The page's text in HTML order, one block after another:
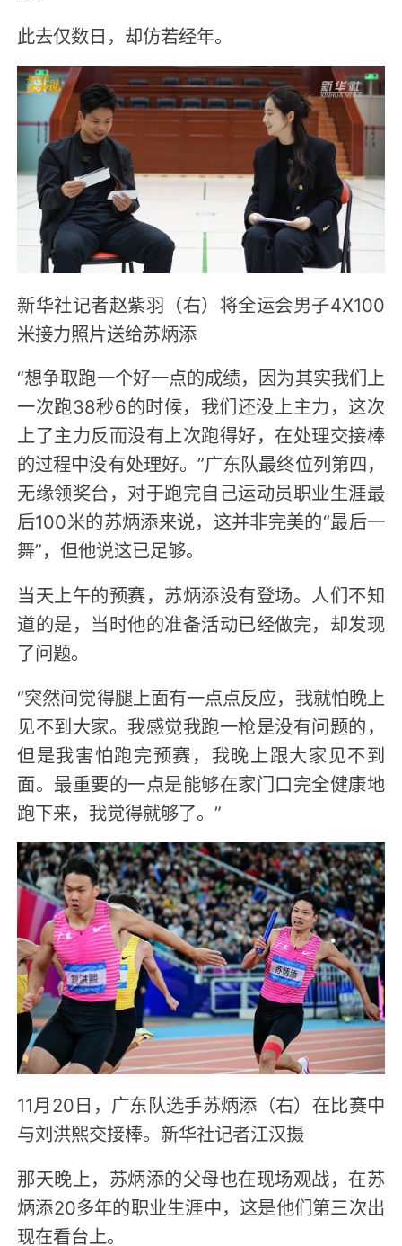
此去仅数日，却仿若经年。
新华社记者赵紫羽（右）将全运会男子4X100
米接力照片送给苏炳添
“想争取跑一个好一点的成绩，因为其实我们上
一次跑38秒6的时候，我们还没上主力，这次
上了主力反而没有上次跑得好，在处理交接棒
的过程中没有处理好。”广东队最终位列第四，
无缘领奖台，对于跑完自己运动员职业生涯最
后100米的苏炳添来说，这并非完美的“最后一
舞”，但他说这已足够。
当天上午的预赛，苏炳添没有登场。人们不知
道的是，当时他的准备活动已经做完，却发现
了问题。
“突然间觉得腿上面有一点点反应，我就怕晚上
见不到大家。我感觉我跑一枪是没有问题的，
但是我害怕跑完预赛，我晚上跟大家见不到
面。最重要的一点是能够在家门口完全健康地
跑下来，我觉得就够了。”
11月20日，广东队选手苏炳添（右）在比赛中
与刘洪熙交接棒。新华社记者江汉摄
那天晚上，苏炳添的父母也在现场观战，在苏
炳添20多年的职业生涯中，这是他们第三次出
现在看台上。